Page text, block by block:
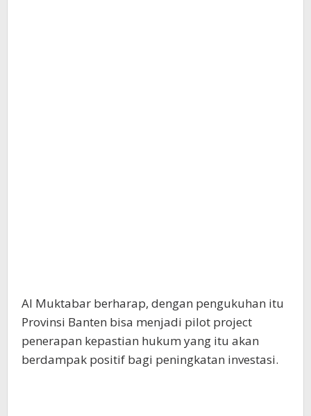
Al Muktabar berharap, dengan pengukuhan itu
Provinsi Banten bisa menjadi pilot project
penerapan kepastian hukum yang itu akan
berdampak positif bagi peningkatan investasi.